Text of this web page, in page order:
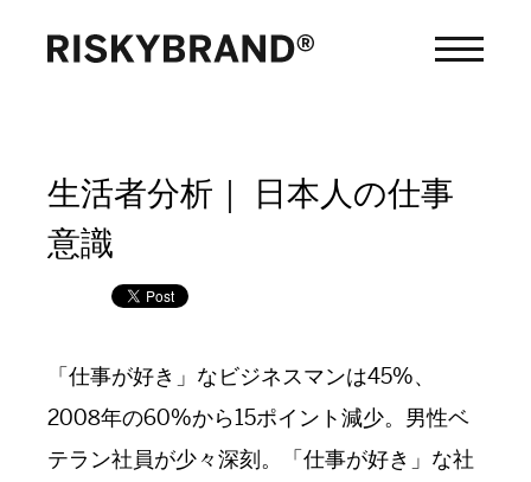
生活者分析｜ 日本人の仕事
意識
「仕事が好き」なビジネスマンは45%、
2008年の60%から15ポイント減少。男性ベ
テラン社員が少々深刻。「仕事が好き」な社